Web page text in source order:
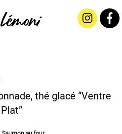
thé glacé “Ventre
Plat”